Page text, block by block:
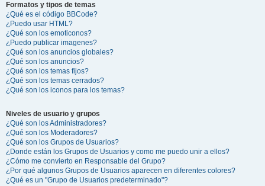
Formatos y tipos de temas
¿Qué es el código BBCode?
¿Puedo usar HTML?
¿Qué son los emoticonos?
¿Puedo publicar imagenes?
¿Qué son los anuncios globales?
¿Qué son los anuncios?
¿Qué son los temas fijos?
¿Qué son los temas cerrados?
¿Qué son los iconos para los temas?
Niveles de usuario y grupos
¿Qué son los Administradores?
¿Qué son los Moderadores?
¿Qué son los Grupos de Usuarios?
¿Donde están los Grupos de Usuarios y como me puedo unir a ellos?
¿Cómo me convierto en Responsable del Grupo?
¿Por qué algunos Grupos de Usuarios aparecen en diferentes colores?
¿Qué es un "Grupo de Usuarios predeterminado"?